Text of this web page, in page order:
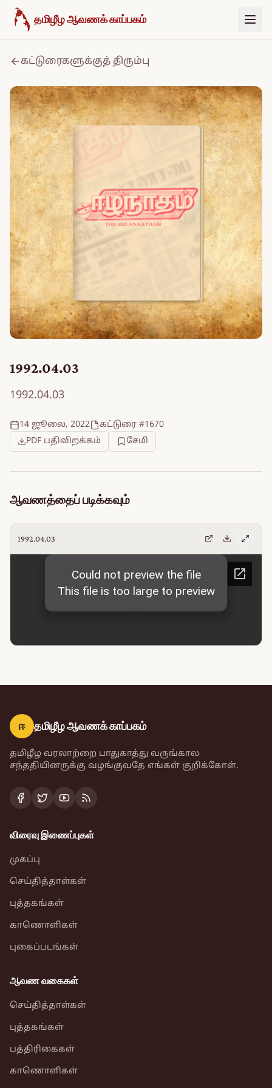
உள்ளடக்கத்திற்குச் செல்க
தமிழீழ ஆவணக் காப்பகம்
கட்டுரைகளுக்குத் திரும்பு
1992.04.03
1992.04.03
14 ஜூலை, 2022
கட்டுரை #1670
PDF பதிவிறக்கம்
சேமி
ஆவணத்தைப் படிக்கவும்
1992.04.03
ஈ தமிழீழ ஆவணக் காப்பகம்
தமிழீழ வரலாற்றை பாதுகாத்து வருங்கால
சந்ததியினருக்கு வழங்குவதே எங்கள் குறிக்கோள்.
விரைவு இணைப்புகள்
முகப்பு
செய்தித்தாள்கள்
புத்தகங்கள்
காணொளிகள்
புகைப்படங்கள்
ஆவண வகைகள்
செய்தித்தாள்கள்
புத்தகங்கள்
பத்திரிகைகள்
காணொளிகள்